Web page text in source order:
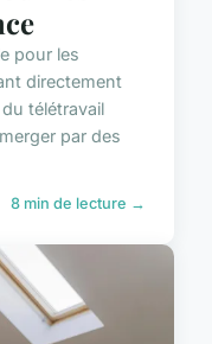
pour les
directement
télétravail
par des
8 min de lecture →